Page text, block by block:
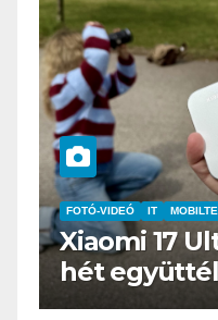
IT MŰSZAKI
BOOX Go
az e-book
öltönyt húz